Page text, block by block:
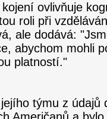
ovlivňuje
roli při
ale dodává:
abychom mohli
platností."
týmu z údajů